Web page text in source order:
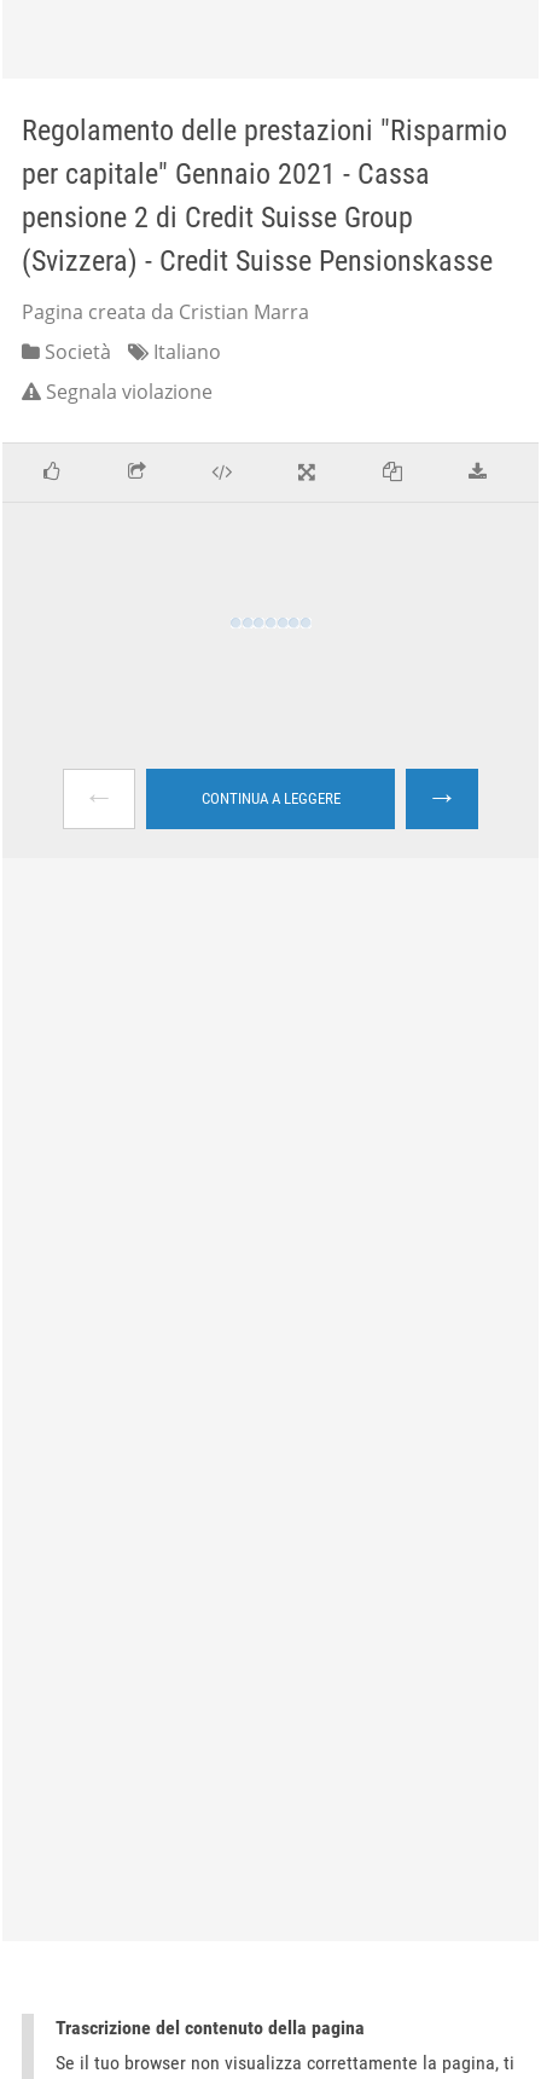
Regolamento delle prestazioni "Risparmio
per capitale" Gennaio 2021 - Cassa
pensione 2 di Credit Suisse Group
(Svizzera) - Credit Suisse Pensionskasse
Pagina creata da Cristian Marra
Società
Italiano
Segnala violazione
← CONTINUA A LEGGERE →
Trascrizione del contenuto della pagina
Se il tuo browser non visualizza correttamente la pagina, ti